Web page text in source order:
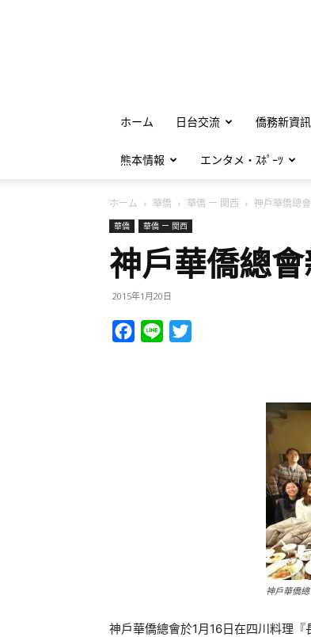
ホーム 日台交流 僑務新資訊
熊本情報 エンタメ・ｽﾎﾟｰﾂ
ホーム 華僑 華僑 ー 関西 神戶華僑總
華僑 華僑 ー 関西
神戶華僑總
2015年1月20日
Facebook
Line
神戶華僑
神戶華僑總會於1月16日在四川料理